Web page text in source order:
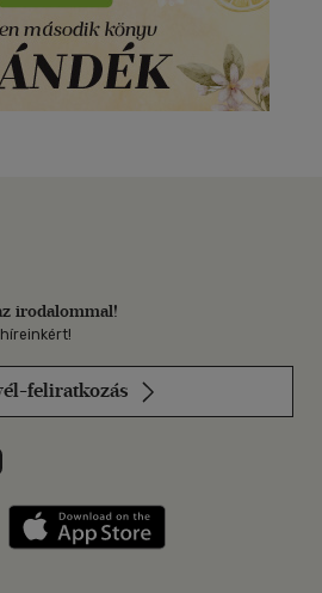
irodalommal!
feliratkozás
on
Instagramon
Libri a LinkedInen
applikáció Szerezd meg: Google